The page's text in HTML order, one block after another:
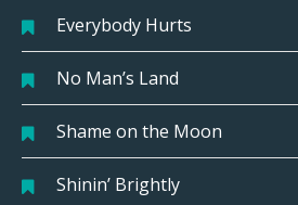
Everybody Hurts
No Man’s Land
Shame on the Moon
Shinin’ Brightly